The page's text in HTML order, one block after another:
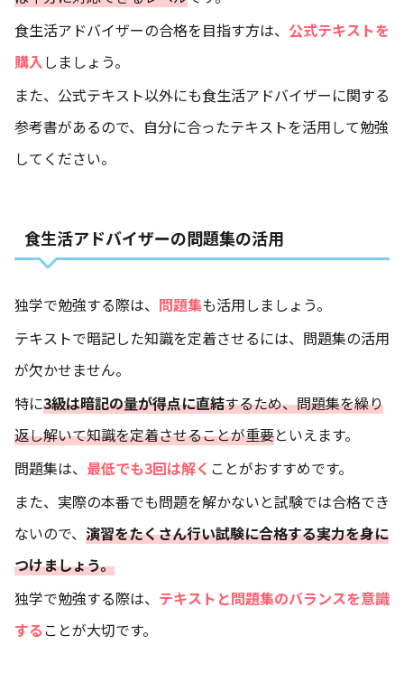
食生活アドバイザーの合格を目指す方は、 公式テキストを
購入しましょう。
また、公式テキスト以外にも食生活アドバイザーに関する
参考書があるので、自分に合ったテキストを活用して勉強
してください。
食生活アドバイザーの問題集の活用
独学で勉強する際は、 問題集も活用しましょう。
テキストで暗記した知識を定着させるには、問題集の活用
が欠かせません。
特に3級は暗記の量が得点に直結するため、問題集を繰り
返し解いて知識を定着させることが重要といえます。
問題集は、 最低でも3回は解く ことがおすすめです。
また、実際の本番でも問題を解かないと試験では合格でき
ないので、 演習をたくさん行い試験に合格する実力を身に
つけましょう。
独学で勉強する際は、 テキストと問題集のバランスを意識
する ことが大切です。